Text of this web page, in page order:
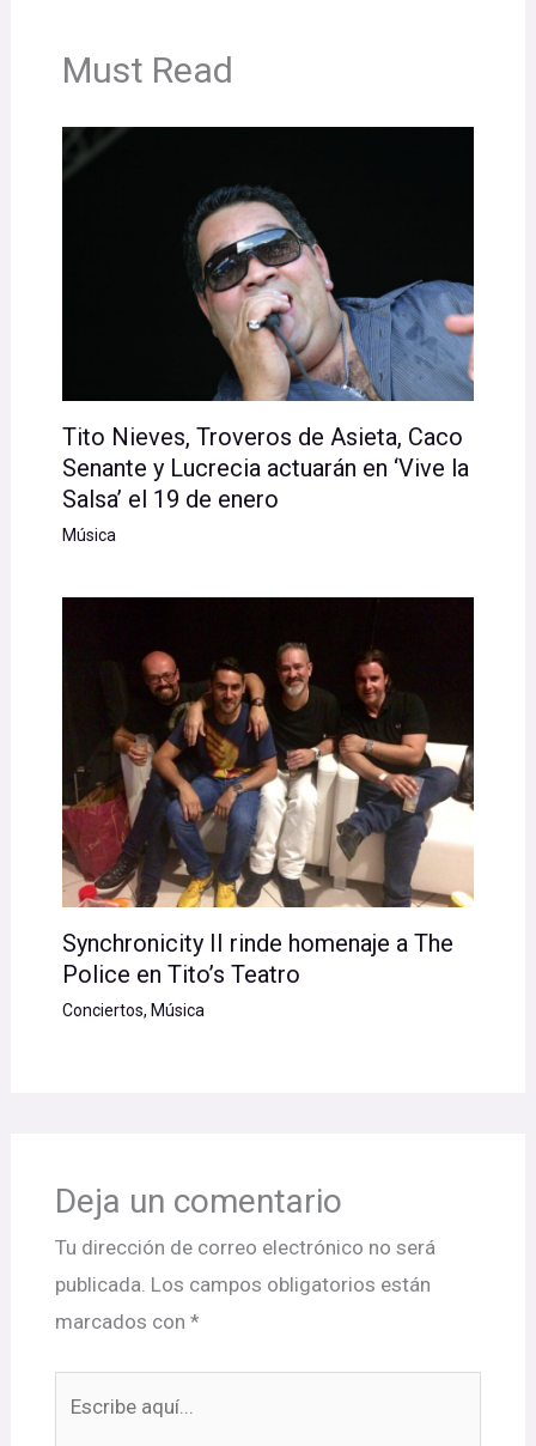
Must Read
Tito Nieves, Troveros de Asieta, Caco
Senante y Lucrecia actuarán en ‘Vive la
Salsa’ el 19 de enero
Música
Synchronicity II rinde homenaje a The
Police en Tito’s Teatro
Conciertos, Música
Deja un comentario
Tu dirección de correo electrónico no será
publicada. Los campos obligatorios están
marcados con *